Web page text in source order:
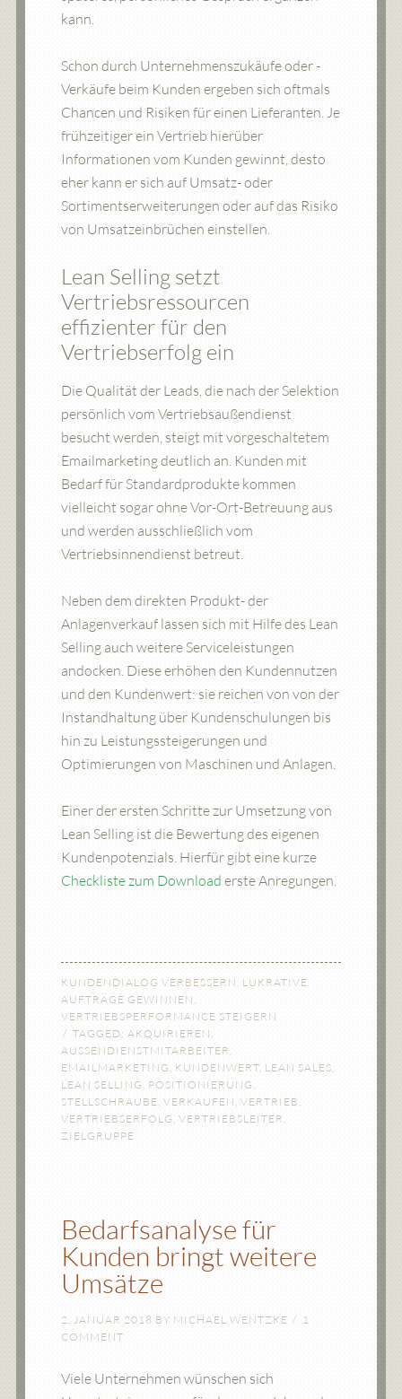
kann.
Schon durch Unternehmenszukäufe oder -
Verkäufe beim Kunden ergeben sich oftmals
Chancen und Risiken für einen Lieferanten. Je
frühzeitiger ein Vertrieb hierüber
Informationen vom Kunden gewinnt, desto
eher kann er sich auf Umsatz- oder
Sortimentserweiterungen oder auf das Risiko
von Umsatzeinbrüchen einstellen.
Lean Selling setzt
Vertriebsressourcen
effizienter für den
Vertriebserfolg ein
Die Qualität der Leads, die nach der Selektion
persönlich vom Vertriebsaußendienst
besucht werden, steigt mit vorgeschaltetem
Emailmarketing deutlich an. Kunden mit
Bedarf für Standardprodukte kommen
vielleicht sogar ohne Vor-Ort-Betreuung aus
und werden ausschließlich vom
Vertriebsinnendienst betreut.
Neben dem direkten Produkt- der
Anlagenverkauf lassen sich mit Hilfe des Lean
Selling auch weitere Serviceleistungen
andocken. Diese erhöhen den Kundennutzen
und den Kundenwert: sie reichen von von der
Instandhaltung über Kundenschulungen bis
hin zu Leistungssteigerungen und
Optimierungen von Maschinen und Anlagen.
Einer der ersten Schritte zur Umsetzung von
Lean Selling ist die Bewertung des eigenen
Kundenpotenzials. Hierfür gibt eine kurze
Checkliste zum Download erste Anregungen.
KUNDENDIALOG VERBESSERN , LUKRATIVE
AUFTRÄGE GEWINNEN ,
VERTRIEBSPERFORMANCE STEIGERN
TAGGED: AKQUIRIEREN ,
AUSSENDIENSTMITARBEITER
,
EMAILMARKETING , KUNDENWERT, LEAN SALES,
LEAN SELLING , POSITIONIERUNG ,
STELLSCHRAUBE, VERKAUFEN , VERTRIEB ,
VERTRIEBSERFOLG , VERTRIEBSLEITER ,
ZIELGRUPPE
Bedarfsanalyse für
Kunden bringt weitere
Umsätze
2. JANUAR 2018 BY MICHAEL WENTZKE
1
COMMENT
Viele Unternehmen wünschen sich